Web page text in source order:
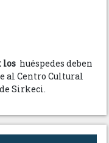
los huéspedes deben
al Centro Cultural
Sirkeci.